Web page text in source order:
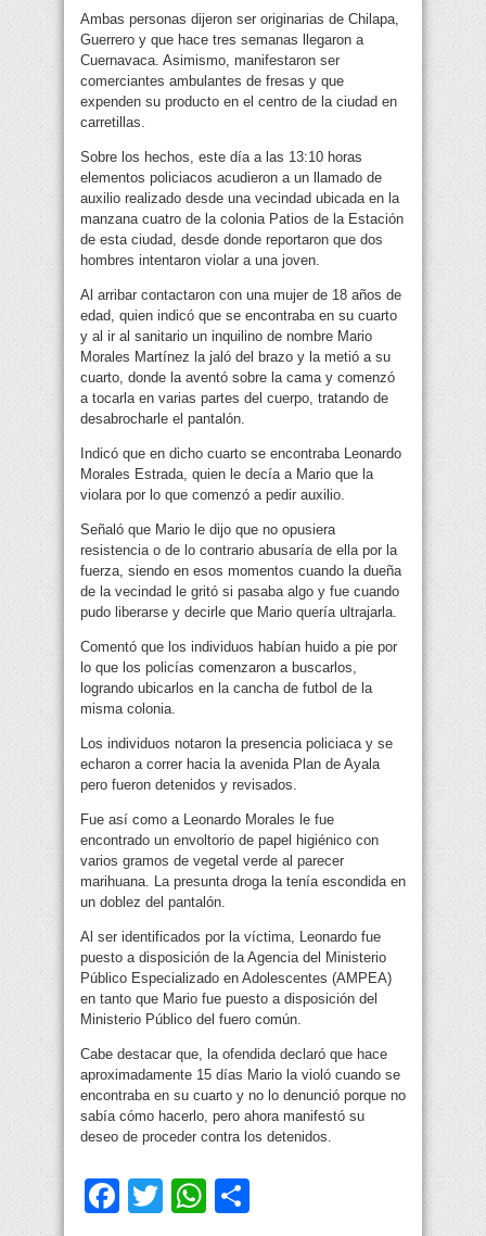
Ambas personas dijeron ser originarias de Chilapa,
Guerrero y que hace tres semanas llegaron a
Cuernavaca. Asimismo, manifestaron ser
comerciantes ambulantes de fresas y que
expenden su producto en el centro de la ciudad en
carretillas.
Sobre los hechos, este día a las 13:10 horas
elementos policiacos acudieron a un llamado de
auxilio realizado desde una vecindad ubicada en la
manzana cuatro de la colonia Patios de la Estación
de esta ciudad, desde donde reportaron que dos
hombres intentaron violar a una joven.
Al arribar contactaron con una mujer de 18 años de
edad, quien indicó que se encontraba en su cuarto
y al ir al sanitario un inquilino de nombre Mario
Morales Martínez la jaló del brazo y la metió a su
cuarto, donde la aventó sobre la cama y comenzó
a tocarla en varias partes del cuerpo, tratando de
desabrocharle el pantalón.
Indicó que en dicho cuarto se encontraba Leonardo
Morales Estrada, quien le decía a Mario que la
violara por lo que comenzó a pedir auxilio.
Señaló que Mario le dijo que no opusiera
resistencia o de lo contrario abusaría de ella por la
fuerza, siendo en esos momentos cuando la dueña
de la vecindad le gritó si pasaba algo y fue cuando
pudo liberarse y decirle que Mario quería ultrajarla.
Comentó que los individuos habían huido a pie por
lo que los policías comenzaron a buscarlos,
logrando ubicarlos en la cancha de futbol de la
misma colonia.
Los individuos notaron la presencia policiaca y se
echaron a correr hacia la avenida Plan de Ayala
pero fueron detenidos y revisados.
Fue así como a Leonardo Morales le fue
encontrado un envoltorio de papel higiénico con
varios gramos de vegetal verde al parecer
marihuana. La presunta droga la tenía escondida en
un doblez del pantalón.
Al ser identificados por la víctima, Leonardo fue
puesto a disposición de la Agencia del Ministerio
Público Especializado en Adolescentes (AMPEA)
en tanto que Mario fue puesto a disposición del
Ministerio Público del fuero común.
Cabe destacar que, la ofendida declaró que hace
aproximadamente 15 días Mario la violó cuando se
encontraba en su cuarto y no lo denunció porque no
sabía cómo hacerlo, pero ahora manifestó su
deseo de proceder contra los detenidos.
Facebook
TwitterWhatsApp